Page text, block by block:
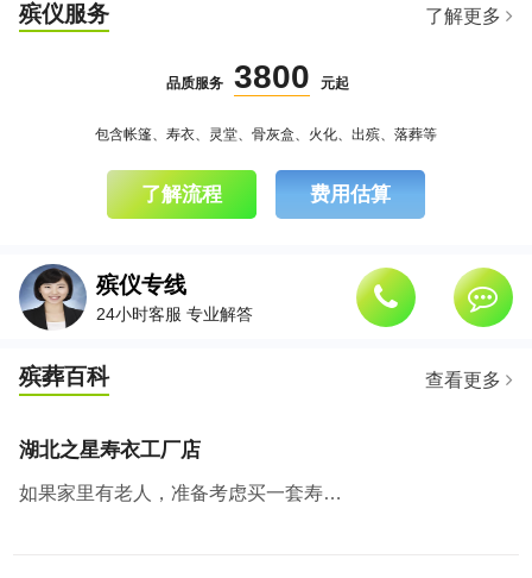
殡仪服务 了解更多
品质服务 3800 元起
包含帐篷、寿衣、灵堂、骨灰盒、火化、出殡、落葬等
了解流程 费用估算
殡仪专线
24小时客服 专业解答
殡葬百科 查看更多
湖北之星寿衣工厂店
如果家里有老人，准备考虑买一套寿衣纳福添寿，那么武汉有个地方绝对值得去看看。湖北之星工厂云仓，也是白小邻和白店邻里的工厂店所在地。